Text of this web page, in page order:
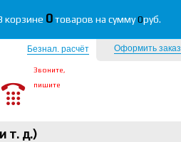
корзине 0товаров на сумму0руб.
Оформить заказ
Безнал. расчёт
Звоните,
пишите
и т. д.)